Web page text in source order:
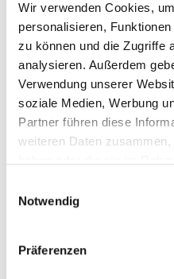
Wir verwenden Cookies,
personalisieren,
zu können und die Zugriffe
analysieren. Außerdem
Verwendung unserer
soziale Medien, Werbung
Partner führen diese
weiteren Daten
Notwendig
Präferenzen
Prezzi incl. IVA più costi di
Quantità del
Aggiungi alla wishlist
codice articolo:
Shop-Numero:
Descrizione